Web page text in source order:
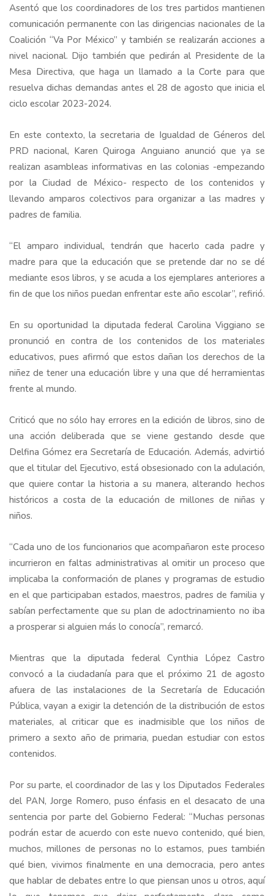
Asentó que los coordinadores de los tres partidos mantienen
comunicación permanente con las dirigencias nacionales de la
Coalición “Va Por México” y también se realizarán acciones a
nivel nacional. Dijo también que pedirán al Presidente de la
Mesa Directiva, que haga un llamado a la Corte para que
resuelva dichas demandas antes el 28 de agosto que inicia el
ciclo escolar 2023-2024.
En este contexto, la secretaria de Igualdad de Géneros del
PRD nacional, Karen Quiroga Anguiano anunció que ya se
realizan asambleas informativas en las colonias -empezando
por la Ciudad de México- respecto de los contenidos y
llevando amparos colectivos para organizar a las madres y
padres de familia.
“El amparo individual, tendrán que hacerlo cada padre y
madre para que la educación que se pretende dar no se dé
mediante esos libros, y se acuda a los ejemplares anteriores a
fin de que los niños puedan enfrentar este año escolar”, refirió.
En su oportunidad la diputada federal Carolina Viggiano se
pronunció en contra de los contenidos de los materiales
educativos, pues afirmó que estos dañan los derechos de la
niñez de tener una educación libre y una que dé herramientas
frente al mundo.
Criticó que no sólo hay errores en la edición de libros, sino de
una acción deliberada que se viene gestando desde que
Delfina Gómez era Secretaría de Educación. Además, advirtió
que el titular del Ejecutivo, está obsesionado con la adulación,
que quiere contar la historia a su manera, alterando hechos
históricos a costa de la educación de millones de niñas y
niños.
“Cada uno de los funcionarios que acompañaron este proceso
incurrieron en faltas administrativas al omitir un proceso que
implicaba la conformación de planes y programas de estudio
en el que participaban estados, maestros, padres de familia y
sabían perfectamente que su plan de adoctrinamiento no iba
a prosperar si alguien más lo conocía”, remarcó.
Mientras que la diputada federal Cynthia López Castro
convocó a la ciudadanía para que el próximo 21 de agosto
afuera de las instalaciones de la Secretaría de Educación
Pública, vayan a exigir la detención de la distribución de estos
materiales, al criticar que es inadmisible que los niños de
primero a sexto año de primaria, puedan estudiar con estos
contenidos.
Por su parte, el coordinador de las y los Diputados Federales
del PAN, Jorge Romero, puso énfasis en el desacato de una
sentencia por parte del Gobierno Federal: “Muchas personas
podrán estar de acuerdo con este nuevo contenido, qué bien,
muchos, millones de personas no lo estamos, pues también
qué bien, vivimos finalmente en una democracia, pero antes
que hablar de debates entre lo que piensan unos u otros, aquí